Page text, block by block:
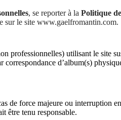
, se reporter à la Politique de
sur le site www.gaelfromantin.com.
professionnelles) utilisant le site
correspondance d’album(s)
de force majeure ou interruption
être tenu responsable.